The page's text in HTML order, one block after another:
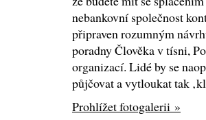
nebankovní společnost
připraven rozumným
poradny Člověka v tísni,
organizací. Lidé by se
půjčovat a vytloukat tak
Prohlížet fotogalerii »